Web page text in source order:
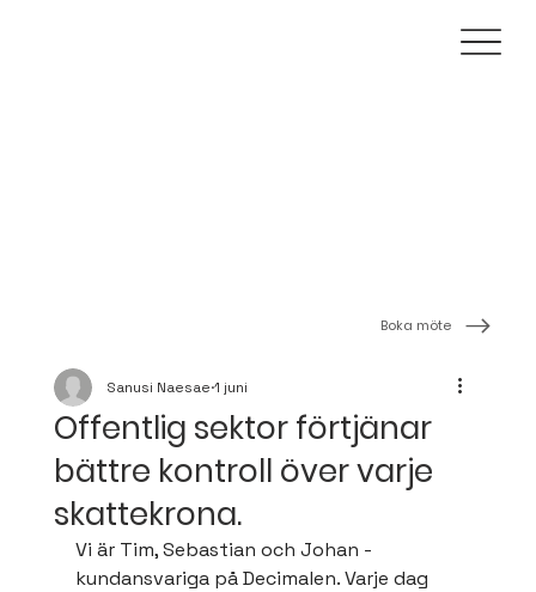
Boka möte
Offentlig sektor förtjänar
bättre kontroll över varje
skattekrona.
Sanusi Naesae 1 juni
Vi är Tim, Sebastian och Johan -
kundansvariga på Decimalen. Varje dag